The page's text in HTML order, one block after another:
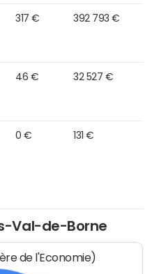
317 € 392 793 €
46 € 32 527 €
0 € 131 €
Val-de-Borne
de l'Economie)